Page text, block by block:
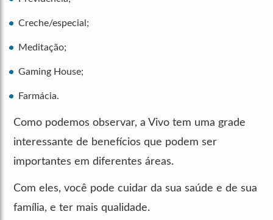
Creche/especial;
Meditação;
Gaming House;
Farmácia.
Como podemos observar, a Vivo tem uma grade
interessante de benefícios que podem ser
importantes em diferentes áreas.
Com eles, você pode cuidar da sua saúde e de sua
família, e ter mais qualidade.